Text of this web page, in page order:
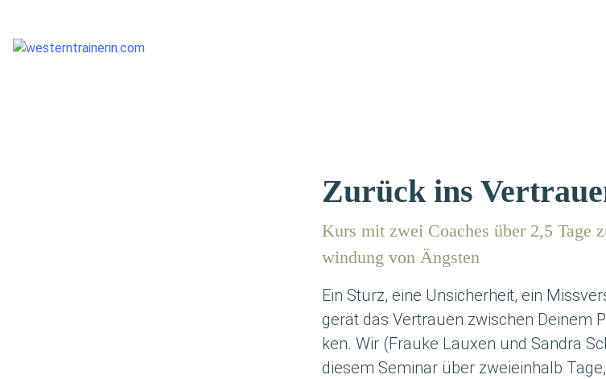
Zurück ins
Kurs mit zwei Coa­ches über 2,5 Tage
win­dung von Ängsten
Ein Sturz, eine Unsi­cher­heit, ein
gerät das Ver­trau­en zwi­schen Dei­nem
ken. Wir (Frau­ke Lau­xen und San­dra
die­sem Semi­nar über zwei­ein­halb